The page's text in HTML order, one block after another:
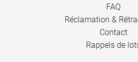
FAQ
Réclamation &
Contact
Rappels de